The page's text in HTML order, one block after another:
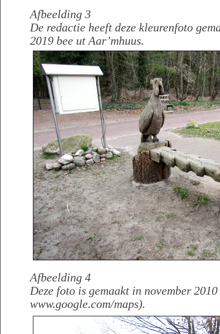
Afbeelding 3
De redactie heeft deze kleurenfoto
2019 bee ut Aar’mhuus.
Afbeelding 4
Deze foto is gemaakt in november
www.google.com/maps).